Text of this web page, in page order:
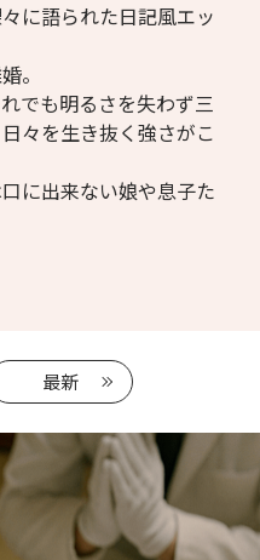
に語られた日記風エッ
。
でも明るさを失わず三
々を生き抜く強さがこ
に出来ない娘や息子た
最新